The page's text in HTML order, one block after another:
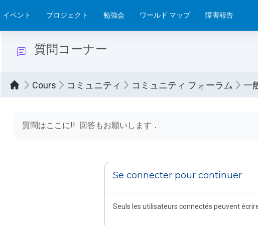
イベント プロジェクト 勉強会 ワールド マップ 障害報告
質問コーナー
Cours コミュニティ コミュニティ フォーラム 一
質問はここに!! 回答もお願いします．
Se connecter pour continuer
Seuls les utilisateurs connectés peuvent